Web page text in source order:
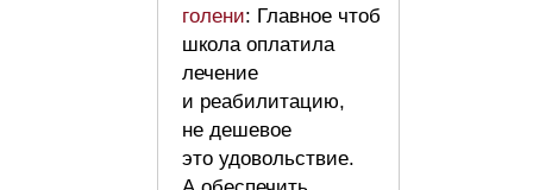
голени: Главное чтоб
школа оплатила
лечение
и реабилитацию,
не дешевое
это удовольствие.